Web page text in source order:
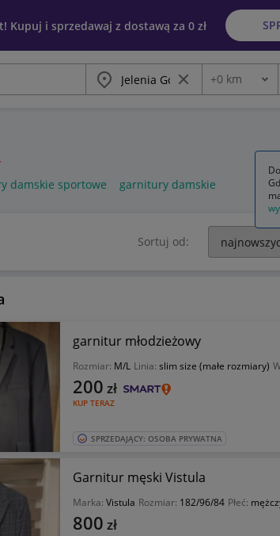
Kupuj i sprzedawaj z dostawą za 0 zł
Miasto Wyczyść frazę
Odległość
+0 km
damskie sportowe garnitury damskie
Sortuj od:
garnitur młodzieżowy
Rozmiar: M/L Linia: slim size (małe rozmiary)
KUP TERAZ
200 zł
SPRZEDAJĄCY: OSOBA PRYWATNA
Garnitur męski Vistula
Marka: Vistula Rozmiar: 182/96/84 Płeć:
800 zł